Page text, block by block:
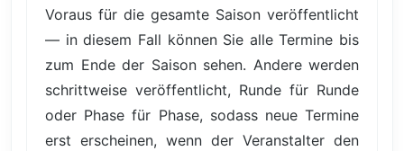
Voraus für die gesamte Saison veröffentlicht
— in diesem Fall können Sie alle Termine bis
zum Ende der Saison sehen. Andere werden
schrittweise veröffentlicht, Runde für Runde
oder Phase für Phase, sodass neue Termine
erst erscheinen, wenn der Veranstalter den